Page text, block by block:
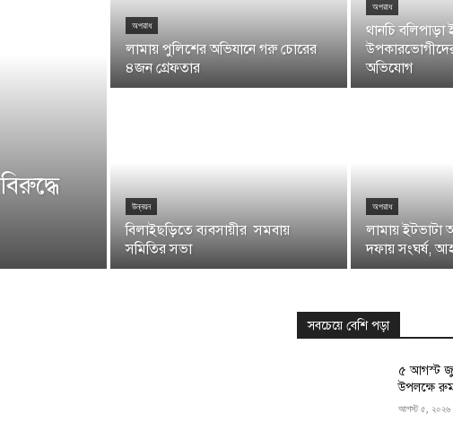
অপরাধ
লামায় পুলিশের অভিযানে গরু চোরের
৪জন গ্রেফতার
অপরাধ
থানচি বলিপাড়া
অভিযোগ
উন্নয়ন
বিলাইছড়িতে ব্যবসায়ীর সমবায়
সমিতির সভা
অপরাধ
লামায় ইটভাটা
দফায় সংঘর্ষ,
সবচেয়ে বেশি পড়া
৫ আগস্ট
উপলক্ষে
আগস্ট ৫, ২০২৬